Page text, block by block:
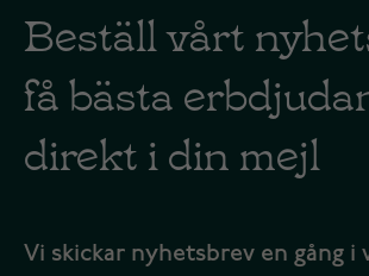
Beställ vårt
få bästa
direkt i din mejl
Vi skickar nyhetsbrev en gång i